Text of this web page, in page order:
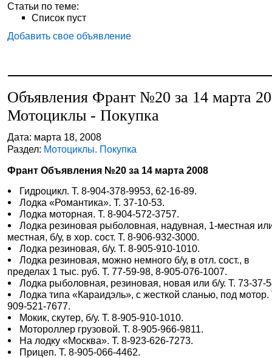
Статьи по теме:
Список пуст
Добавить свое объявление
Объявления Франт №20 за 14 марта
Мотоциклы - Покупка
Дата: марта 18, 2008
Раздел: Мотоциклы. Покупка
Франт Объявления №20 за 14 марта 2008
Гидроцикл. Т. 8-904-378-9953, 62-16-89.
Лодка «Романтика». Т. 37-10-53.
Лодка моторная. Т. 8-904-572-3757.
Лодка резиновая рыболовная, надувная, 1-местная
местная, б/у, в хор. сост. Т. 8-906-932-3000.
Лодка резиновая, б/у. Т. 8-905-910-1010.
Лодка резиновая, можно немного б/у, в отл. сост., в
пределах 1 тыс. руб. Т. 77-59-98, 8-905-076-1007.
Лодка рыболовная, резиновая, новая или б/у. Т. 73-37-
Лодка типа «Караидэль», с жесткой сланью, под мотор.
909-521-7677.
Мокик, скутер, б/у. Т. 8-905-910-1010.
Мотороллер грузовой. Т. 8-905-966-9811.
На лодку «Москва». Т. 8-923-626-7273.
Прицеп. Т. 8-905-066-4462.